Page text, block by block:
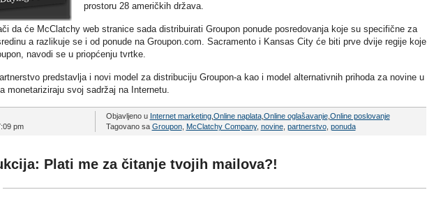
prostoru 28 američkih država.
da će McClatchy web stranice sada distribuirati Groupon ponude posredovanja koje su specifične za
a razlikuje se i od ponude na Groupon.com. Sacramento i Kansas City će biti prve dvije regije koje
navodi se u priopćenju tvrtke.
predstavlja i novi model za distribuciju Groupon-a kao i model alternativnih prihoda za novine u
monetariziraju svoj sadržaj na Internetu.
pm
Objavljeno u Internet marketing, Online naplata, Online oglašavanje, Online poslovanje
Tagovano sa Groupon, McClatchy Company, novine, partnerstvo, ponuda
Plati me za čitanje tvojih mailova?!